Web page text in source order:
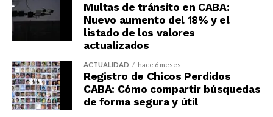
Multas de tránsito en CABA:
Nuevo aumento del 18% y el
listado de los valores
actualizados
ACTUALIDAD hace 6 meses
Registro de Chicos Perdidos
CABA: Cómo compartir búsquedas
de forma segura y útil